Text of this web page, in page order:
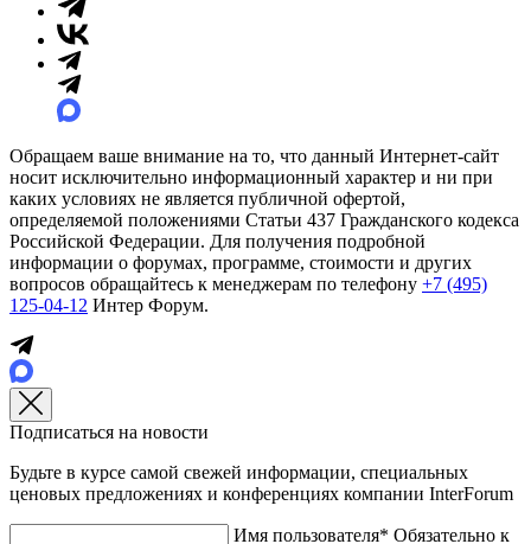
Обращаем ваше внимание на то, что данный Интернет-сайт
носит исключительно информационный характер и ни при
каких условиях не является публичной офертой,
определяемой положениями Статьи 437 Гражданского кодекса
Российской Федерации. Для получения подробной
информации о форумах, программе, стоимости и других
вопросов обращайтесь к менеджерам по телефону +7 (495)
125-04-12 Интер Форум.
Подписаться на новости
Будьте в курсе самой свежей информации, специальных
ценовых предложениях и конференциях компании InterForum
Имя пользователя* Обязательно к